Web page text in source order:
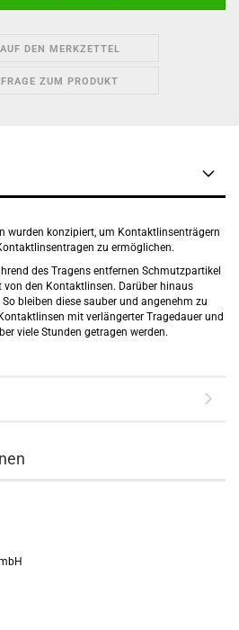
AUF DEN MERKZETTEL
FRAGE ZUM PRODUKT
wurden konzipiert, um Kontaktlinsenträgern
zu ermöglichen.
des Tragens entfernen Schmutzpartikel
den Kontaktlinsen. Darüber hinaus
bleiben diese sauber und angenehm zu
mit verlängerter Tragedauer und
viele Stunden getragen werden.